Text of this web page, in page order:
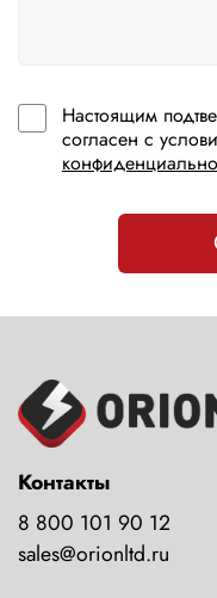
Настоящим
согласен с
Контакты
8 800 101 90 12
sales@orionltd.ru